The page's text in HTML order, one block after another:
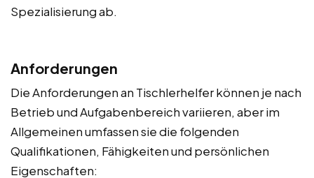
Spezialisierung ab.
Anforderungen
Die Anforderungen an Tischlerhelfer können je nach
Betrieb und Aufgabenbereich variieren, aber im
Allgemeinen umfassen sie die folgenden
Qualifikationen, Fähigkeiten und persönlichen
Eigenschaften: